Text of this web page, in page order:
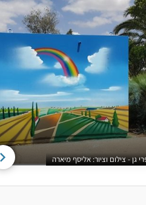
גן - צילום וציור: אליסף מיארה